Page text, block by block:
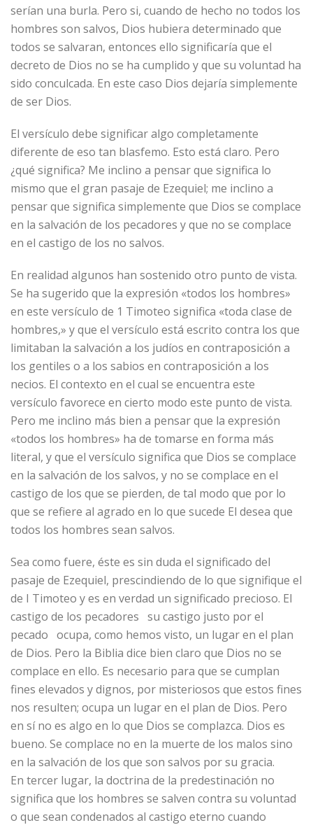
serían una burla. Pero si, cuando de hecho no todos los
hombres son salvos, Dios hubiera determinado que
todos se salvaran, entonces ello significaría que el
decreto de Dios no se ha cumplido y que su voluntad ha
sido conculcada. En este caso Dios dejaría simplemente
de ser Dios.
El versículo debe significar algo completamente
diferente de eso tan blasfemo. Esto está claro. Pero
¿qué significa? Me inclino a pensar que significa lo
mismo que el gran pasaje de Ezequiel; me inclino a
pensar que significa simplemente que Dios se complace
en la salvación de los pecadores y que no se complace
en el castigo de los no salvos.
En realidad algunos han sostenido otro punto de vista.
Se ha sugerido que la expresión «todos los hombres»
en este versículo de 1 Timoteo significa «toda clase de
hombres,» y que el versículo está escrito contra los que
limitaban la salvación a los judíos en contraposición a
los gentiles o a los sabios en contraposición a los
necios. El contexto en el cual se encuentra este
versículo favorece en cierto modo este punto de vista.
Pero me inclino más bien a pensar que la expresión
«todos los hombres» ha de tomarse en forma más
literal, y que el versículo significa que Dios se complace
en la salvación de los salvos, y no se complace en el
castigo de los que se pierden, de tal modo que por lo
que se refiere al agrado en lo que sucede El desea que
todos los hombres sean salvos.
Sea como fuere, éste es sin duda el significado del
pasaje de Ezequiel, prescindiendo de lo que signifique el
de I Timoteo y es en verdad un significado precioso. El
castigo de los pecadores su castigo justo por el
pecado ocupa, como hemos visto, un lugar en el plan
de Dios. Pero la Biblia dice bien claro que Dios no se
complace en ello. Es necesario para que se cumplan
fines elevados y dignos, por misteriosos que estos fines
nos resulten; ocupa un lugar en el plan de Dios. Pero
en sí no es algo en lo que Dios se complazca. Dios es
bueno. Se complace no en la muerte de los malos sino
en la salvación de los que son salvos por su gracia.
En tercer lugar, la doctrina de la predestinación no
significa que los hombres se salven contra su voluntad
o que sean condenados al castigo eterno cuando